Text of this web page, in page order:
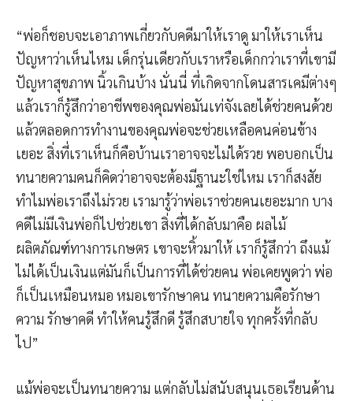
“พ่อก็ชอบจะเอาภาพเกี่ยวกับคดีมาให้เราดู มาให้เราเห็น
ปัญหาว่าเห็นไหม เด็กรุ่นเดียวกับเราหรือเด็กกว่าเราที่เขามี
ปัญหาสุขภาพ นิ้วเกินบ้าง นั่นนี่ ที่เกิดจากโดนสารเคมีต่างๆ
แล้วเราก็รู้สึกว่าอาชีพของคุณพ่อมันเท่จังเลยได้ช่วยคนด้วย
แล้วตลอดการทำงานของคุณพ่อจะช่วยเหลือคนค่อนข้าง
เยอะ สิ่งที่เราเห็นก็คือบ้านเราอาจจะไม่ได้รวย พอบอกเป็น
ทนายความคนก็คิดว่าอาจจะต้องมีฐานะใช่ไหม เราก็สงสัย
ทำไมพ่อเราถึงไม่รวย เรามารู้ว่าพ่อเราช่วยคนเยอะมาก บาง
คดีไม่มีเงินพ่อก็ไปช่วยเขา สิ่งที่ได้กลับมาคือ ผลไม้
ผลิตภัณฑ์ทางการเกษตร เขาจะหิ้วมาให้ เราก็รู้สึกว่า ถึงแม้
ไม่ได้เป็นเงินแต่มันก็เป็นการที่ได้ช่วยคน พ่อเคยพูดว่า พ่อ
ก็เป็นเหมือนหมอ หมอเขารักษาคน ทนายความคือรักษา
ความ รักษาคดี ทำให้คนรู้สึกดี รู้สึกสบายใจ ทุกครั้งที่กลับ
ไป”
แม้พ่อจะเป็นทนายความ แต่กลับไม่สนับสนุนเธอเรียนด้าน